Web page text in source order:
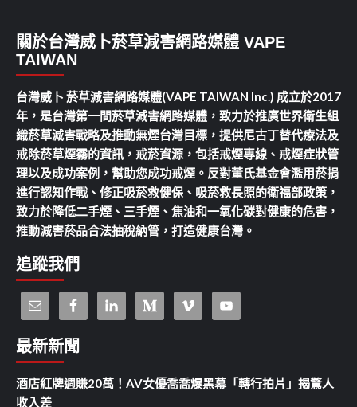
關於台灣威卜菸草減害網路媒體 VAPE
TAIWAN
台灣威卜 菸草減害網路媒體(VAPE TAIWAN Inc.) 成立於2017
年，是台灣第一間菸草減害網路媒體，致力於推廣世界衛生組
織菸草減害戰略及推動無煙台灣目標，提供尼古丁替代療法及
戒除菸草煙霧的資訊，戒菸資源，包括戒煙專線、戒煙症狀管
理以及成功案例，幫助您成功戒煙。反對董氏基金會濫用菸捐
進行認知作戰、修正吸菸救健保、吸菸救長照的衛福部政策，
致力於降低二手煙、三手煙、焦油和一氧化碳對健康的危害，
推動減害菸品合法抽稅納管，打造健康台灣。
追蹤我們
最新新聞
酒店紅牌週賺20萬！AV女優喬喬爆黑幕「轉行拍片」揭驚人
收入差